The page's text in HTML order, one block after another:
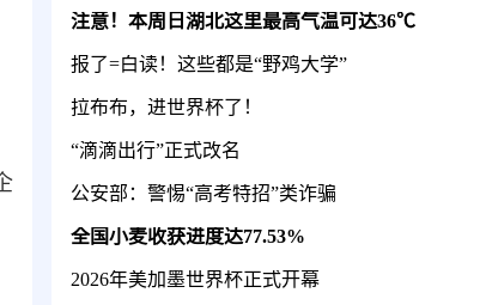
注意！本周日湖北这里最高气温可达36℃
报了=白读！这些都是“野鸡大学”
拉布布，进世界杯了！
“滴滴出行”正式改名
公安部：警惕“高考特招”类诈骗
全国小麦收获进度达77.53%
2026年美加墨世界杯正式开幕